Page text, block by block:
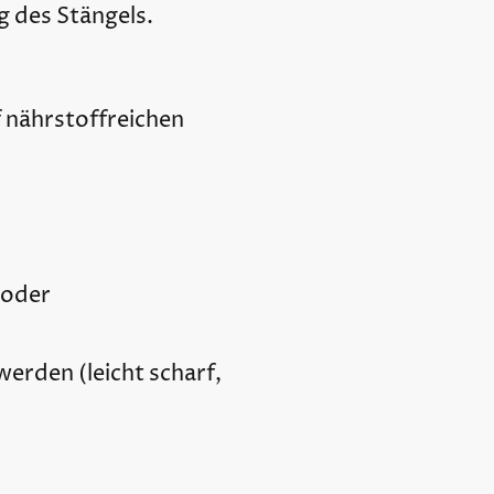
des Stängels.
nährstoffreichen
(leicht scharf,